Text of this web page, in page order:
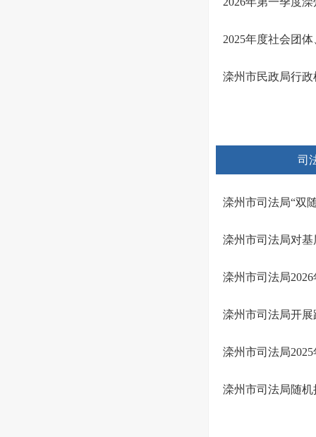
2025年度社会团
滦州市民政局行
司
滦州市司法局“双
滦州市司法局对
滦州市司法局
滦州市司法局开
滦州市司法局
滦州市司法局随